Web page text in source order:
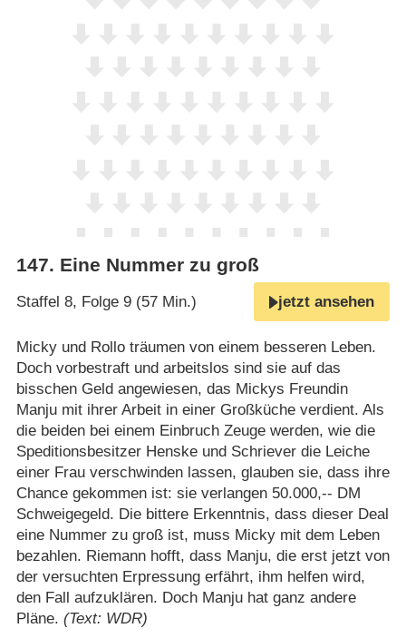
147. Eine Nummer zu groß
Staffel 8, Folge 9 (57 Min.) jetzt ansehen
Micky und Rollo träumen von einem besseren Leben.
Doch vorbestraft und arbeitslos sind sie auf das
bisschen Geld angewiesen, das Mickys Freundin
Manju mit ihrer Arbeit in einer Großküche verdient. Als
die beiden bei einem Einbruch Zeuge werden, wie die
Speditionsbesitzer Henske und Schriever die Leiche
einer Frau verschwinden lassen, glauben sie, dass ihre
Chance gekommen ist: sie verlangen 50.000,-- DM
Schweigegeld. Die bittere Erkenntnis, dass dieser Deal
eine Nummer zu groß ist, muss Micky mit dem Leben
bezahlen. Riemann hofft, dass Manju, die erst jetzt von
der versuchten Erpressung erfährt, ihm helfen wird,
den Fall aufzuklären. Doch Manju hat ganz andere
Pläne. (Text: WDR)